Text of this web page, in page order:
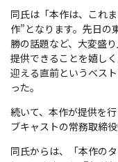
同氏は「本作は、これ
作”となります。先日の
勝の話題など、大変盛
提供できることを嬉し
迎える直前というベス
った。
続いて、本作が提供を
ブキャストの常務取締
同氏からは、「本作の